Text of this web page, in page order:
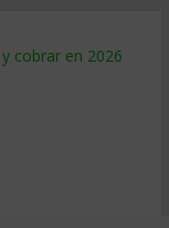
cobrar en 2026
caro
a tiempo
qué hacer
y venderle